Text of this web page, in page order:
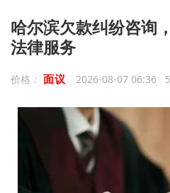
哈尔滨欠款纠纷咨询
法律服务
价格： 面议 2026-08-07 06:36